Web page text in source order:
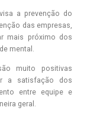
a prevenção do
das empresas,
mais próximo dos
mental.
muito positivas
a satisfação dos
entre equipe e
geral.